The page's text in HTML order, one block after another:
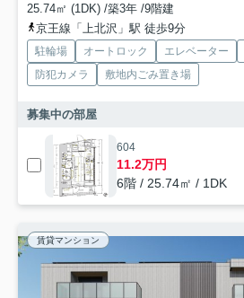
25.74㎡ (1DK) /築3年 /9階建
京王線「上北沢」駅 徒歩9分
駐輪場 オートロック エレベーター
防犯カメラ
敷地内ごみ置き場
募集中の部屋
604
11.2万円
6階 / 25.74㎡ / 1DK
賃貸マンション